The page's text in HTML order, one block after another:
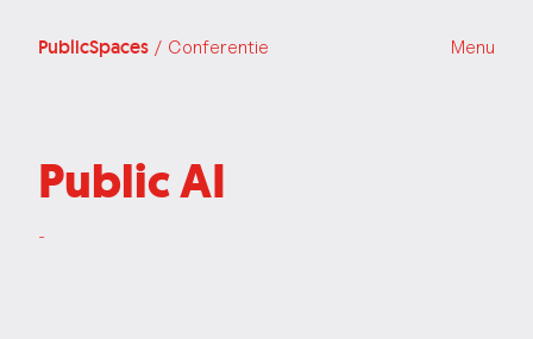
PublicSpaces / Conferentie Menu
Public AI
-